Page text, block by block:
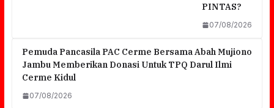
PINTAS?
07/08/2026
Pemuda Pancasila PAC Cerme Bersama Abah Mujiono
Jambu Memberikan Donasi Untuk TPQ Darul Ilmi
Cerme Kidul
07/08/2026
SAMPAI SEKARANG DPRD BERINISIAL
BELUM BERI KLARIFIKASI TERBUKA